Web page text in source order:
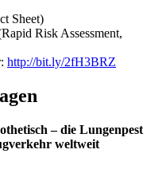
Sheet)
Risk Assessment,
http://bit.ly/2fH3BRZ
– die Lungenpest
weltweit